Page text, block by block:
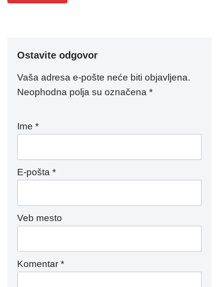
Ostavite odgovor
Vaša adresa e-pošte neće biti objavljena.
Neophodna polja su označena *
Ime *
E-pošta *
Veb mesto
Komentar *